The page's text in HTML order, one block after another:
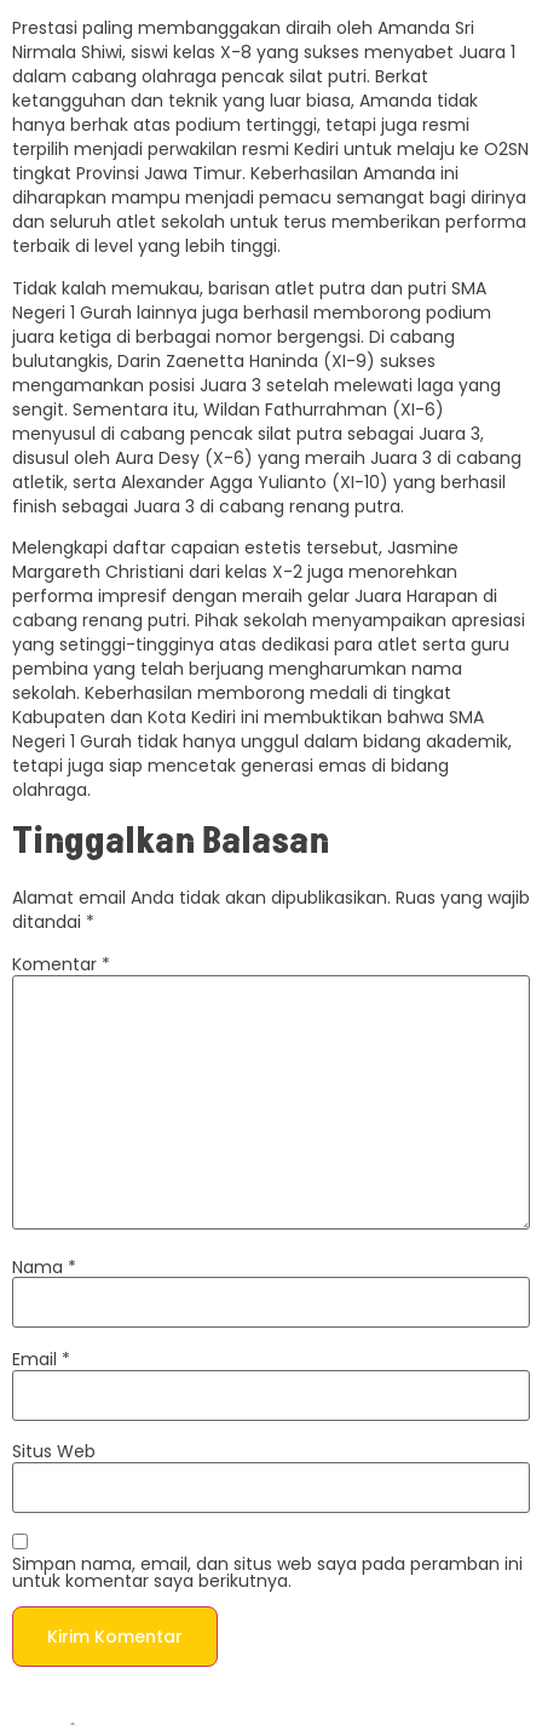
Prestasi paling membanggakan diraih oleh Amanda Sri
Nirmala Shiwi, siswi kelas X-8 yang sukses menyabet Juara 1
dalam cabang olahraga pencak silat putri. Berkat
ketangguhan dan teknik yang luar biasa, Amanda tidak
hanya berhak atas podium tertinggi, tetapi juga resmi
terpilih menjadi perwakilan resmi Kediri untuk melaju ke O2SN
tingkat Provinsi Jawa Timur. Keberhasilan Amanda ini
diharapkan mampu menjadi pemacu semangat bagi dirinya
dan seluruh atlet sekolah untuk terus memberikan performa
terbaik di level yang lebih tinggi.
Tidak kalah memukau, barisan atlet putra dan putri SMA
Negeri 1 Gurah lainnya juga berhasil memborong podium
juara ketiga di berbagai nomor bergengsi. Di cabang
bulutangkis, Darin Zaenetta Haninda (XI-9) sukses
mengamankan posisi Juara 3 setelah melewati laga yang
sengit. Sementara itu, Wildan Fathurrahman (XI-6)
menyusul di cabang pencak silat putra sebagai Juara 3,
disusul oleh Aura Desy (X-6) yang meraih Juara 3 di cabang
atletik, serta Alexander Agga Yulianto (XI-10) yang berhasil
finish sebagai Juara 3 di cabang renang putra.
Melengkapi daftar capaian estetis tersebut, Jasmine
Margareth Christiani dari kelas X-2 juga menorehkan
performa impresif dengan meraih gelar Juara Harapan di
cabang renang putri. Pihak sekolah menyampaikan apresiasi
yang setinggi-tingginya atas dedikasi para atlet serta guru
pembina yang telah berjuang mengharumkan nama
sekolah. Keberhasilan memborong medali di tingkat
Kabupaten dan Kota Kediri ini membuktikan bahwa SMA
Negeri 1 Gurah tidak hanya unggul dalam bidang akademik,
tetapi juga siap mencetak generasi emas di bidang
olahraga.
Tinggalkan Balasan
Alamat email Anda tidak akan dipublikasikan. Ruas yang wajib
ditandai *
Komentar *
Nama *
Email *
Situs Web
Simpan nama, email, dan situs web saya pada peramban ini
untuk komentar saya berikutnya.